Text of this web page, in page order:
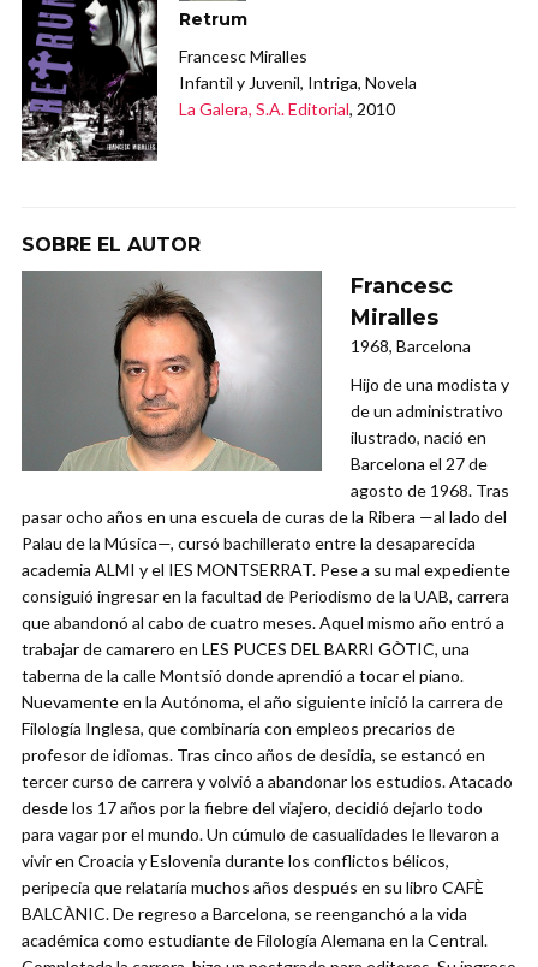
Retrum
Francesc Miralles
Infantil y Juvenil, Intriga, Novela
La Galera, S.A. Editorial, 2010
SOBRE EL AUTOR
Francesc
Miralles
1968, Barcelona
Hijo de una modista y
de un administrativo
ilustrado, nació en
Barcelona el 27 de
agosto de 1968. Tras
pasar ocho años en una escuela de curas de la Ribera —al lado del
Palau de la Música—, cursó bachillerato entre la desaparecida
academia ALMI y el IES MONTSERRAT. Pese a su mal expediente
consiguió ingresar en la facultad de Periodismo de la UAB, carrera
que abandonó al cabo de cuatro meses. Aquel mismo año entró a
trabajar de camarero en LES PUCES DEL BARRI GÒTIC, una
taberna de la calle Montsió donde aprendió a tocar el piano.
Nuevamente en la Autónoma, el año siguiente inició la carrera de
Filología Inglesa, que combinaría con empleos precarios de
profesor de idiomas. Tras cinco años de desidia, se estancó en
tercer curso de carrera y volvió a abandonar los estudios. Atacado
desde los 17 años por la fiebre del viajero, decidió dejarlo todo
para vagar por el mundo. Un cúmulo de casualidades le llevaron a
vivir en Croacia y Eslovenia durante los conflictos bélicos,
peripecia que relataría muchos años después en su libro CAFÈ
BALCÀNIC. De regreso a Barcelona, se reenganchó a la vida
académica como estudiante de Filología Alemana en la Central.